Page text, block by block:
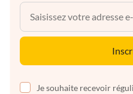
Je souhaite recevoir